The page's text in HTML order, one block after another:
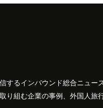
するインバウンド総合ニュ
組む企業の事例、外国人旅